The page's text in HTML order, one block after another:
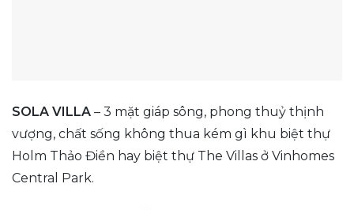
SOLA VILLA – 3 mặt giáp sông, phong thuỷ thịnh
vượng, chất sống không thua kém gì khu biệt thự
Holm Thảo Điền hay biệt thự The Villas ở Vinhomes
Central Park.